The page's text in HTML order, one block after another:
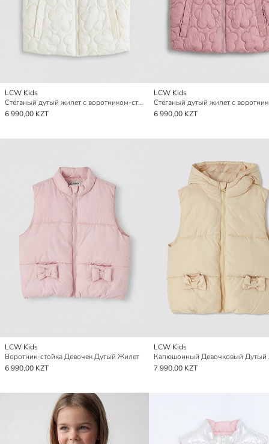
LCW Kids
Стёганый дутый жилет с воротником-стойкой для девочек
6 990,00 KZT
LCW Kids
6 990,00 KZT
LCW Kids
Воротник-стойка Девочек Дутый Жилет
6 990,00 KZT
LCW Kids
Капюшонный Девочковый Дутый
7 990,00 KZT